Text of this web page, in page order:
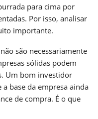
para cima por
Por isso, analisar
importante.
são necessariamente
sólidas podem
Um bom investidor
base da empresa ainda
de compra. É o que